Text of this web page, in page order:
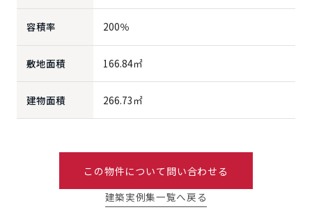
容積率 200％
敷地面積 166.84㎡
建物面積 266.73㎡
この物件について問い合わせる
建築実例集一覧へ戻る